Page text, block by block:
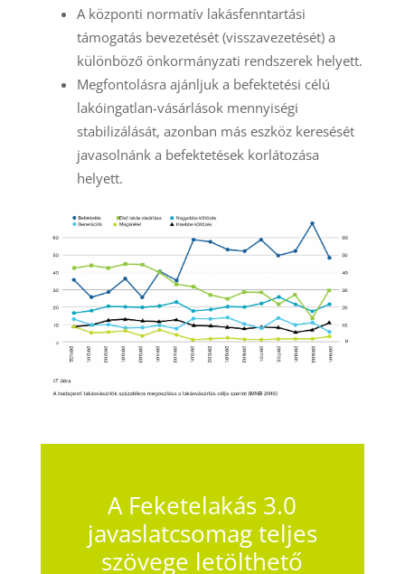
A központi normatív lakásfenntartási
támogatás bevezetését (visszavezetését) a
különböző önkormányzati rendszerek helyett.
Megfontolásra ajánljuk a befektetési célú
lakóingatlan-vásárlások mennyiségi
stabilizálását, azonban más eszköz keresését
javasolnánk a befektetések korlátozása
helyett.
A Feketelakás 3.0
javaslatcsomag teljes
szövege letölthető